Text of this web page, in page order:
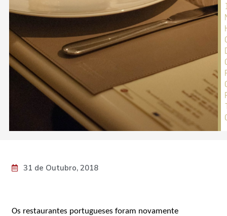
31 de Outubro, 2018
Os restaurantes portugueses foram novamente